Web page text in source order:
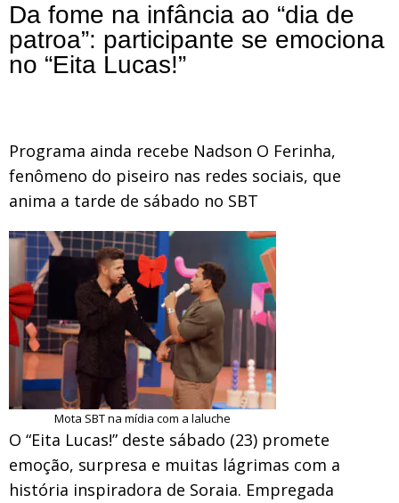
Da fome na infância ao “dia de
patroa”: participante se emociona
no “Eita Lucas!”
Programa ainda recebe Nadson O Ferinha,
fenômeno do piseiro nas redes sociais, que
anima a tarde de sábado no SBT
Mota SBT na mídia com a laluche
O “Eita Lucas!” deste sábado (23) promete
emoção, surpresa e muitas lágrimas com a
história inspiradora de Soraia. Empregada